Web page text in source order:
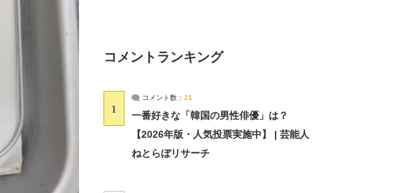
コメントランキング
1
コメント数： 21
一番好きな「韓国の男性俳優」は？
【2026年版・人気投票実施中】 | 芸能人
ねとらぼリサーチ